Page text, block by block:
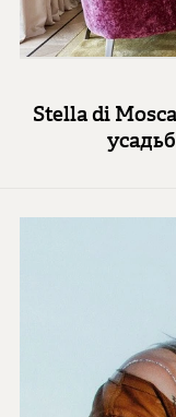
Stella di